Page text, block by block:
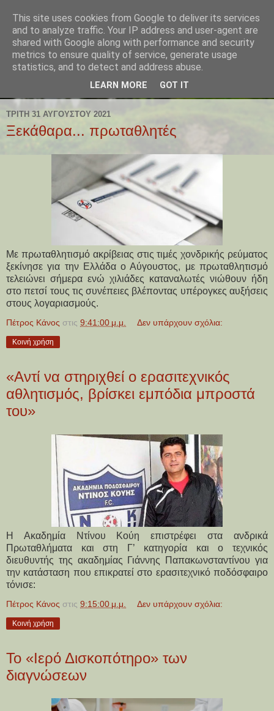
ΤΡΊΤΗ 31 ΑΥΓΟΎΣΤΟΥ 2021
Ξεκάθαρα... πρωταθλητές
Mε πρωταθλητισμό ακρίβειας στις τιμές χονδρικής ρεύματος
ξεκίνησε για την Ελλάδα ο Αύγουστος, με πρωταθλητισμό
τελειώνει σήμερα ενώ χιλιάδες καταναλωτές νιώθουν ήδη
στο πετσί τους τις συνέπειες βλέποντας υπέρογκες αυξήσεις
στους λογαριασμούς.
Πέτρος Κάνος στις 9:41:00 μ.μ. Δεν υπάρχουν σχόλια:
Κοινή χρήση
«Αντί να στηριχθεί ο ερασιτεχνικός
αθλητισμός, βρίσκει εμπόδια μπροστά
του»
Η Ακαδημία Ντίνου Κούη επιστρέφει στα ανδρικά
Πρωταθλήματα και στη Γ’ κατηγορία και ο τεχνικός
διευθυντής της ακαδημίας Γιάννης Παπακωνσταντίνου για
την κατάσταση που επικρατεί στο ερασιτεχνικό ποδόσφαιρο
τόνισε:
Πέτρος Κάνος στις 9:15:00 μ.μ. Δεν υπάρχουν σχόλια:
Κοινή χρήση
Το «Ιερό Δισκοπότηρο» των
διαγνώσεων
This site uses cookies from Google to deliver its services
and to analyze traffic. Your IP address and user-agent are
shared with Google along with performance and security
metrics to ensure quality of service, generate usage
statistics, and to detect and address abuse.
LEARN MORE GOT IT